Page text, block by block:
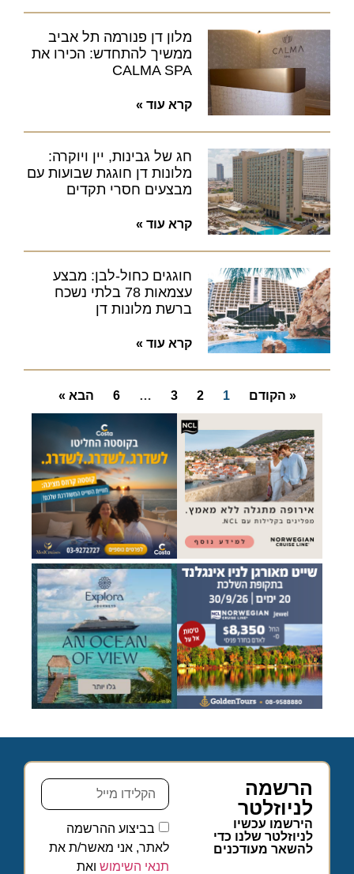
מלון דן פנורמה תל אביב
ממשיך להתחדש: הכירו את
CALMA SPA
קרא עוד »
חג של גבינות, יין ויוקרה:
מלונות דן חוגגת שבועות עם
מבצעים חסרי תקדים
קרא עוד »
חוגגים כחול-לבן: מבצע
עצמאות 78 בלתי נשכח
ברשת מלונות דן
קרא עוד »
« הקודם 1
2
3
…
6 הבא »
הרשמה
לניוזלטר
הירשמו עכשיו
לניוזלטר שלנו כדי
להשאר מעודכנים
בביצוע ההרשמה
לאתר, אני מאשר/ת את
תנאי השימוש ואת